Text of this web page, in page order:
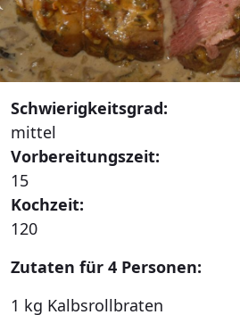
Schwierigkeitsgrad:
mittel
Vorbereitungszeit:
15
Kochzeit:
120
Zutaten für 4 Personen:
1 kg Kalbsrollbraten